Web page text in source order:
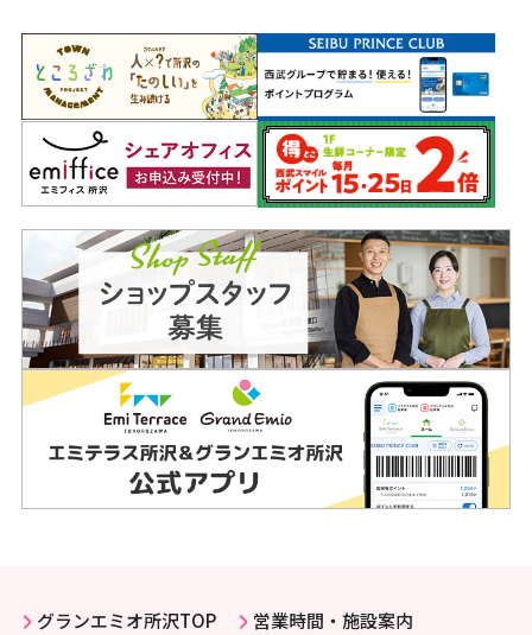
グランエミオ所沢TOP
営業時間・施設案内